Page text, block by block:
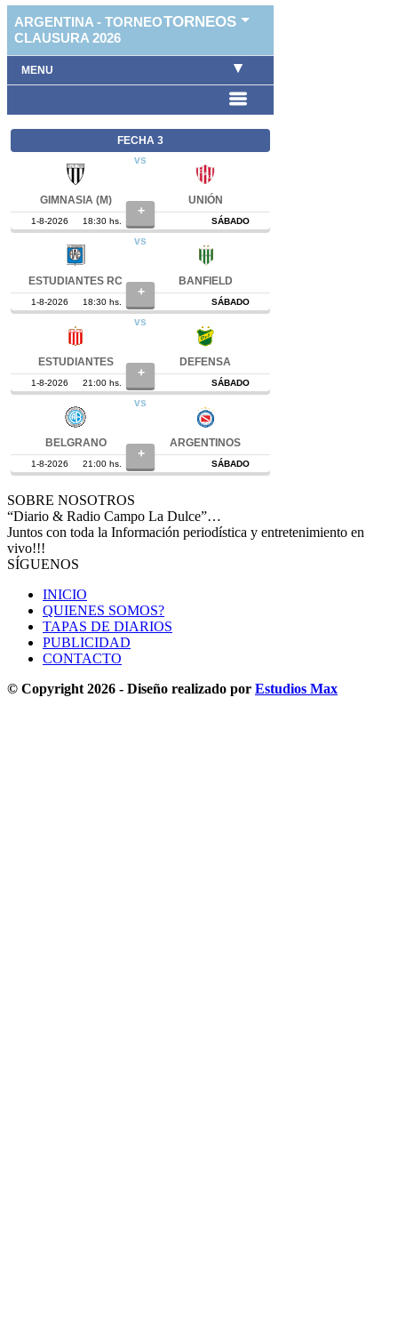
SOBRE NOSOTROS
“Diario & Radio Campo La Dulce”…
Juntos con toda la Información periodística y entretenimiento en
vivo!!!
SÍGUENOS
INICIO
QUIENES SOMOS?
TAPAS DE DIARIOS
PUBLICIDAD
CONTACTO
© Copyright 2026 - Diseño realizado por Estudios Max